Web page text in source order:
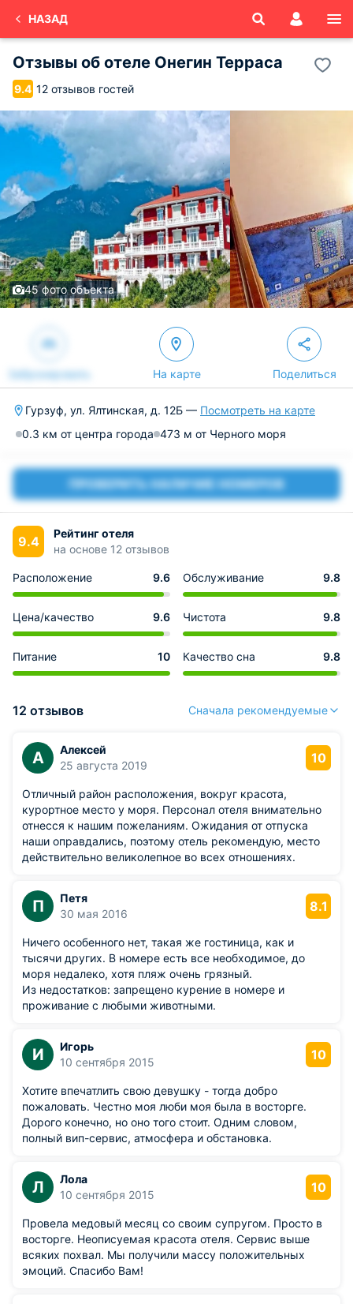
НАЗАД
Отзывы об отеле Онегин Терраса
9.4 12 отзывов гостей
45 фото объекта
Забронировать На карте Поделиться
Гурзуф, ул. Ялтинская, д. 12Б — Посмотреть на карте
0.3 км от центра города 473 м от Черного моря
ПРОВЕРИТЬ НАЛИЧИЕ НОМЕРОВ
9.4
Рейтинг отеля
на основе 12 отзывов
Расположение 9.6 Обслуживание 9.8
Цена/качество 9.6 Чистота 9.8
Питание 10 Качество сна 9.8
12 отзывов Сначала рекомендуемые
А
Алексей
25 августа 2019
10
Отличный район расположения, вокруг красота,
курортное место у моря. Персонал отеля внимательно
отнесся к нашим пожеланиям. Ожидания от отпуска
наши оправдались, поэтому отель рекомендую, место
действительно великолепное во всех отношениях.
П
Петя
30 мая 2016
8.1
Ничего особенного нет, такая же гостиница, как и
тысячи других. В номере есть все необходимое, до
моря недалеко, хотя пляж очень грязный.
Из недостатков: запрещено курение в номере и
проживание с любыми животными.
И
Игорь
10 сентября 2015
10
Хотите впечатлить свою девушку - тогда добро
пожаловать. Честно моя люби моя была в восторге.
Дорого конечно, но оно того стоит. Одним словом,
полный вип-сервис, атмосфера и обстановка.
Л
Лола
10 сентября 2015
10
Провела медовый месяц со своим супругом. Просто в
восторге. Неописуемая красота отеля. Сервис выше
всяких похвал. Мы получили массу положительных
эмоций. Спасибо Вам!